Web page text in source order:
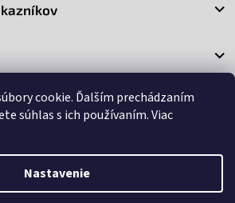
cookie. Ďalším prechádzaním
súhlas s ich používaním. Viac
Nastavenie
3Market . Všetky práva vyhradené.
nastavenie cookies